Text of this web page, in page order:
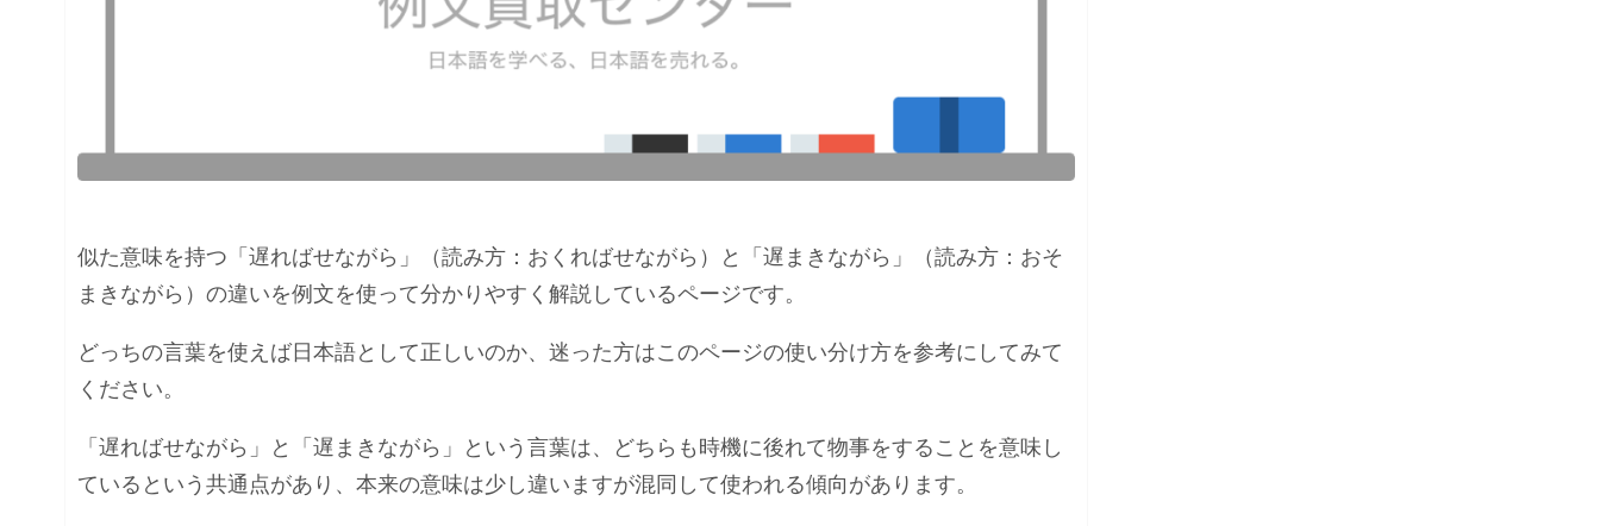
似た意味を持つ「遅ればせながら」（読み方：おくればせながら）と「遅まきながら」（読み方：おそ
まきながら）の違いを例文を使って分かりやすく解説しているページです。
どっちの言葉を使えば日本語として正しいのか、迷った方はこのページの使い分け方を参考にしてみて
ください。
「遅ればせながら」と「遅まきながら」という言葉は、どちらも時機に後れて物事をすることを意味し
ているという共通点があり、本来の意味は少し違いますが混同して使われる傾向があります。